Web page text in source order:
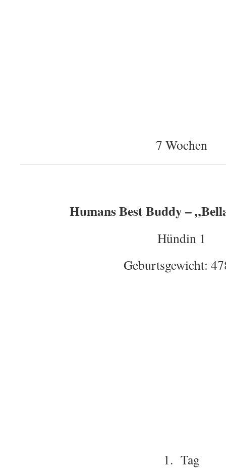
7 Wochen
Humans Best Buddy –
Hündin 1
Geburtsgewicht:
1. Tag